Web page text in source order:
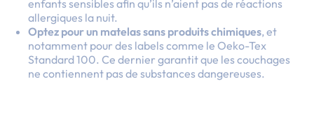
enfants sensibles afin qu’ils n’aient pas de réactions
allergiques la nuit.
Optez pour un matelas sans produits chimiques, et
notamment pour des labels comme le Oeko-Tex
Standard 100. Ce dernier garantit que les couchages
ne contiennent pas de substances dangereuses.